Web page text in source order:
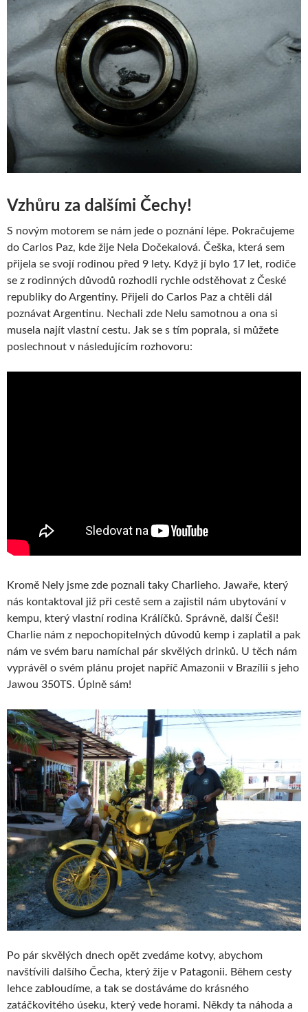
Vzhůru za dalšími Čechy!
S novým motorem se nám jede o poznání lépe. Pokračujeme
do Carlos Paz, kde žije Nela Dočekalová. Češka, která sem
přijela se svojí rodinou před 9 lety. Když jí bylo 17 let, rodiče
se z rodinných důvodů rozhodli rychle odstěhovat z České
republiky do Argentiny. Přijeli do Carlos Paz a chtěli dál
poznávat Argentinu. Nechali zde Nelu samotnou a ona si
musela najít vlastní cestu. Jak se s tím poprala, si můžete
poslechnout v následujícím rozhovoru:
Kromě Nely jsme zde poznali taky Charlieho. Jawaře, který
nás kontaktoval již při cestě sem a zajistil nám ubytování v
kempu, který vlastní rodina Králíčků. Správně, další Češi!
Charlie nám z nepochopitelných důvodů kemp i zaplatil a pak
nám ve svém baru namíchal pár skvělých drinků. U těch nám
vyprávěl o svém plánu projet napříč Amazonii v Brazílii s jeho
Jawou 350TS. Úplně sám!
Po pár skvělých dnech opět zvedáme kotvy, abychom
navštívili dalšího Čecha, který žije v Patagonii. Během cesty
lehce zabloudíme, a tak se dostáváme do krásného
zatáčkovitého úseku, který vede horami. Někdy ta náhoda a